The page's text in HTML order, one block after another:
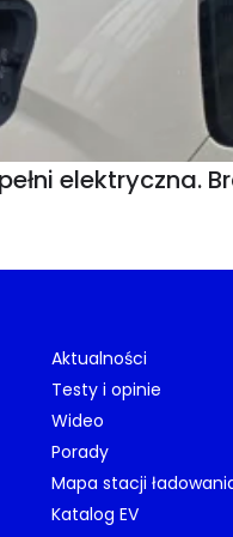
elektryczna.
Aktualności
Testy i opinie
Wideo
Porady
Mapa stacji
Katalog EV